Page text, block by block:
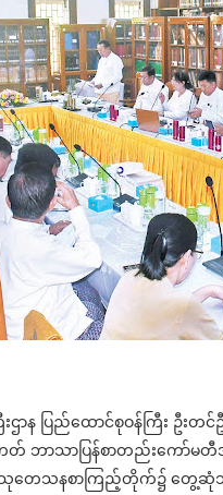
းဌာန ပြည်ထောင်စုဝန်ကြီး
ဋကတ် ဘာသာပြန်စာတည်းကော်မ
တေသနစာကြည့်တိုက်၌ တွေ့ဆုံ